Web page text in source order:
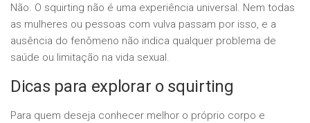
Não. O squirting não é uma experiência universal. Nem todas
as mulheres ou pessoas com vulva passam por isso, e a
ausência do fenômeno não indica qualquer problema de
saúde ou limitação na vida sexual.
Dicas para explorar o squirting
Para quem deseja conhecer melhor o próprio corpo e